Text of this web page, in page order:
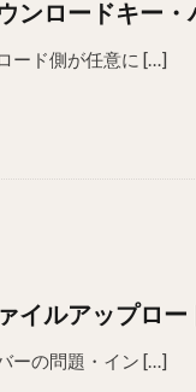
ンロードキー・
ード側が任意に […]
イルアップロー
ーの問題・イン […]